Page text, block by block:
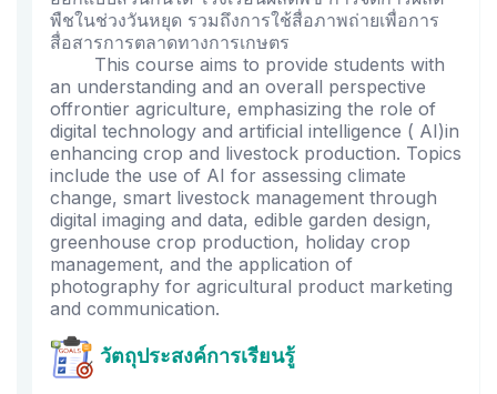
พืชในช่วงวันหยุด รวมถึงการใช้สื่อภาพถ่ายเพื่อการ
สื่อสารการตลาดทางการเกษตร
This course aims to provide students with
an understanding and an overall perspective
offrontier agriculture, emphasizing the role of
digital technology and artificial intelligence ( AI)in
enhancing crop and livestock production. Topics
include the use of AI for assessing climate
change, smart livestock management through
digital imaging and data, edible garden design,
greenhouse crop production, holiday crop
management, and the application of
photography for agricultural product marketing
and communication.
วัตถุประสงค์การเรียนรู้